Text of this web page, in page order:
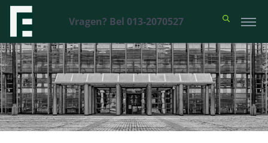
Vragen? Bel 013-2070527